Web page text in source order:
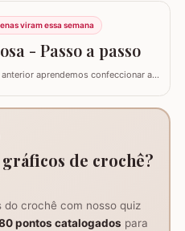
(4 novelos de 340m ou 8 de 140m)
(1 novelo de 340m) Fio Duna
para as folhas)…
viram essa semana
- Passo a passo
aprendemos confeccionar a
Fiz o passo a passo com
e também para auxil
gráficos de crochê?
do crochê com nosso quiz
pontos catalogados para